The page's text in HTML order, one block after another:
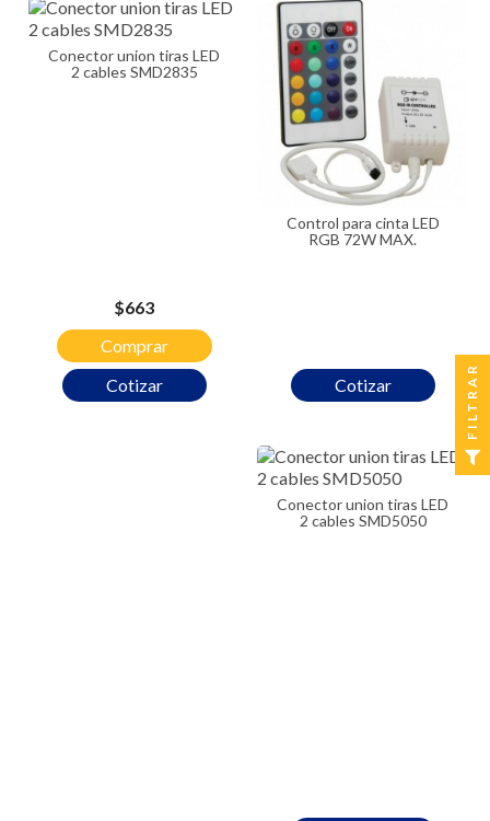
Conector union tiras LED
2 cables SMD2835
Cotizar
Precio
$663
Comprar
Control para cinta LED
RGB 72W MAX.
Cotizar
Conector union tiras LED
2 cables SMD5050
FILTRAR